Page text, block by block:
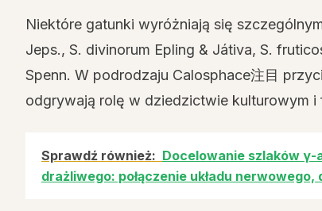
Niektóre gatunki wyróżniają się
Jeps., S. divinorum Epling & Játiva, S.
Spenn. W podrodzaju Calosphace注目
odgrywają rolę w dziedzictwie kulturowym i
Sprawdź również: Docelowanie szlaków γ-
drażliwego: połączenie układu